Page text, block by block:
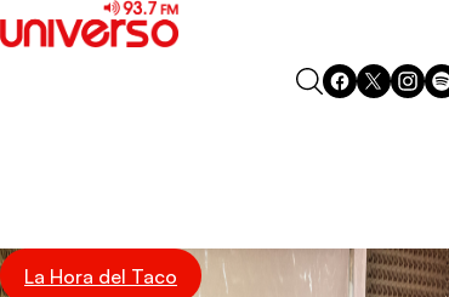
Podcasts
Destacados
La Hora del Taco